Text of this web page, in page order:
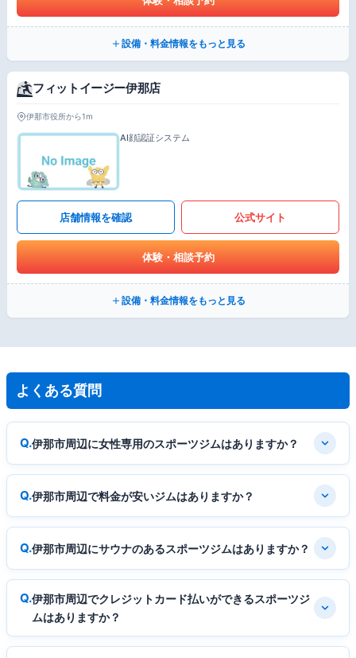
設備・料金情報をもっと見る
フィットイージー伊那店
伊那市役所から1m
AI顔認証システム
店舗情報を確認 公式サイト
体験・相談予約
設備・料金情報をもっと見る
よくある質問
伊那市周辺に女性専用のスポーツジムはありますか？
伊那市周辺で料金が安いジムはありますか？
伊那市周辺にサウナのあるスポーツジムはありますか？
伊那市周辺でクレジットカード払いができるスポーツジ
ムはありますか？